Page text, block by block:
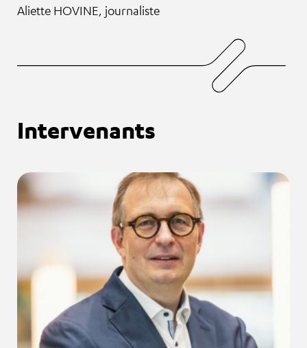
Aliette HOVINE, journaliste
Intervenants